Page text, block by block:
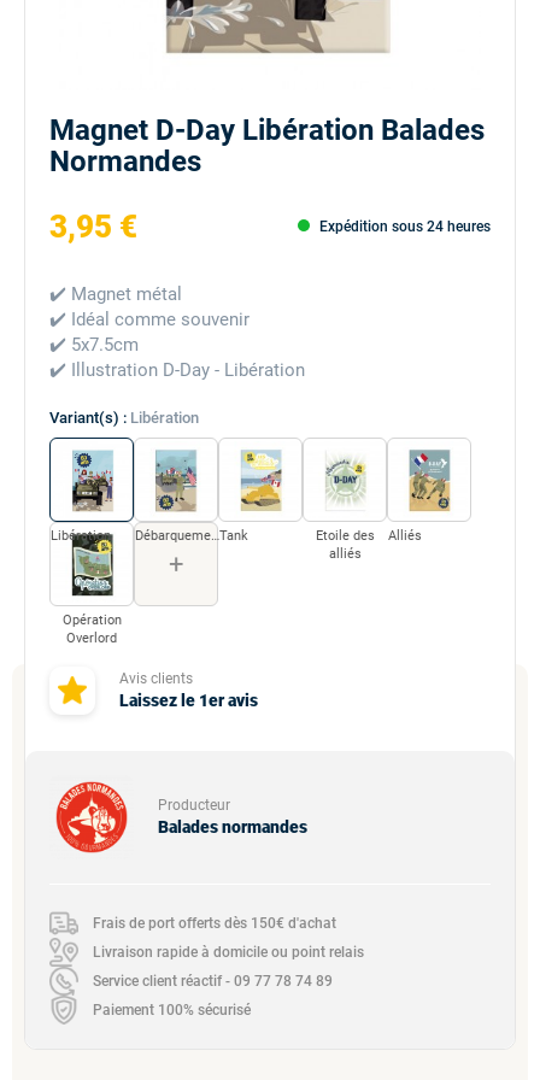
Magnet D-Day Libération Balades
Normandes
Avis clients
Laissez le 1er avis
✔️ Magnet métal
✔️ Idéal comme souvenir
✔️ 5x7.5cm
✔️ Illustration D-Day - Libération
Variant(s) : Libération
Libération DébarquementTank
Etoile des
alliés
Alliés
Opération
Overlord
+
3,95 € Expédition sous 24 heures
Producteur
Balades normandes
Frais de port offerts dès 150€ d'achat
Livraison rapide à domicile ou point relais
Service client réactif - 09 77 78 74 89
Paiement 100% sécurisé